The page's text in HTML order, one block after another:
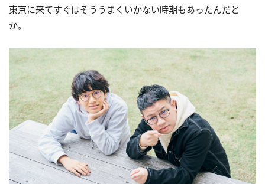
東京に来てすぐはそううまくいかない時期もあったんだと
か。